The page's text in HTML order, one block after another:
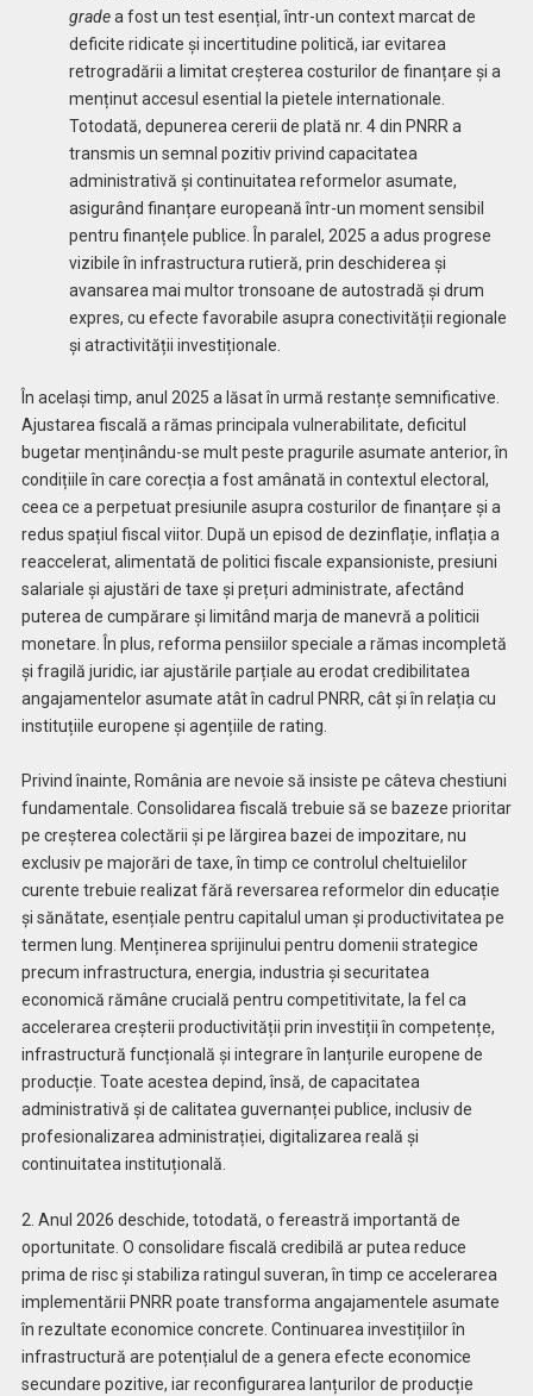
gradea fost un test esențial, într-un context marcat de
deficite ridicate și incertitudine politică, iar evitarea
retrogradării a limitat creșterea costurilor de finanțare și a
menținut accesul esential la pietele internationale.
Totodată, depunerea cererii de plată nr. 4 din PNRR a
transmis un semnal pozitiv privind capacitatea
administrativă și continuitatea reformelor asumate,
asigurând finanțare europeană într-un moment sensibil
pentru finanțele publice. În paralel, 2025 a adus progrese
vizibile în infrastructura rutieră, prin deschiderea și
avansarea mai multor tronsoane de autostradă și drum
expres, cu efecte favorabile asupra conectivității regionale
și atractivității investiționale.
În același timp, anul 2025 a lăsat în urmă restanțe semnificative.
Ajustarea fiscală a rămas principala vulnerabilitate, deficitul
bugetar menținându-se mult peste pragurile asumate anterior, în
condițiile în care corecția a fost amânată in contextul electoral,
ceea ce a perpetuat presiunile asupra costurilor de finanțare și a
redus spațiul fiscal viitor. După un episod de dezinflație, inflația a
reaccelerat, alimentată de politici fiscale expansioniste, presiuni
salariale și ajustări de taxe și prețuri administrate, afectând
puterea de cumpărare și limitând marja de manevră a politicii
monetare. În plus, reforma pensiilor speciale a rămas incompletă
și fragilă juridic, iar ajustările parțiale au erodat credibilitatea
angajamentelor asumate atât în cadrul PNRR, cât și în relația cu
instituțiile europene și agențiile de rating.
Privind înainte, România are nevoie să insiste pe câteva chestiuni
fundamentale. Consolidarea fiscală trebuie să se bazeze prioritar
pe creșterea colectării și pe lărgirea bazei de impozitare, nu
exclusiv pe majorări de taxe, în timp ce controlul cheltuielilor
curente trebuie realizat fără reversarea reformelor din educație
și sănătate, esențiale pentru capitalul uman și productivitatea pe
termen lung. Menținerea sprijinului pentru domenii strategice
precum infrastructura, energia, industria și securitatea
economică rămâne crucială pentru competitivitate, la fel ca
accelerarea creșterii productivității prin investiții în competențe,
infrastructură funcțională și integrare în lanțurile europene de
producție. Toate acestea depind, însă, de capacitatea
administrativă și de calitatea guvernanței publice, inclusiv de
profesionalizarea administrației, digitalizarea reală și
continuitatea instituțională.
2. Anul 2026 deschide, totodată, o fereastră importantă de
oportunitate. O consolidare fiscală credibilă ar putea reduce
prima de risc și stabiliza ratingul suveran, în timp ce accelerarea
implementării PNRR poate transforma angajamentele asumate
în rezultate economice concrete. Continuarea investițiilor în
infrastructură are potențialul de a genera efecte economice
secundare pozitive, iar reconfigurarea lanțurilor de producție